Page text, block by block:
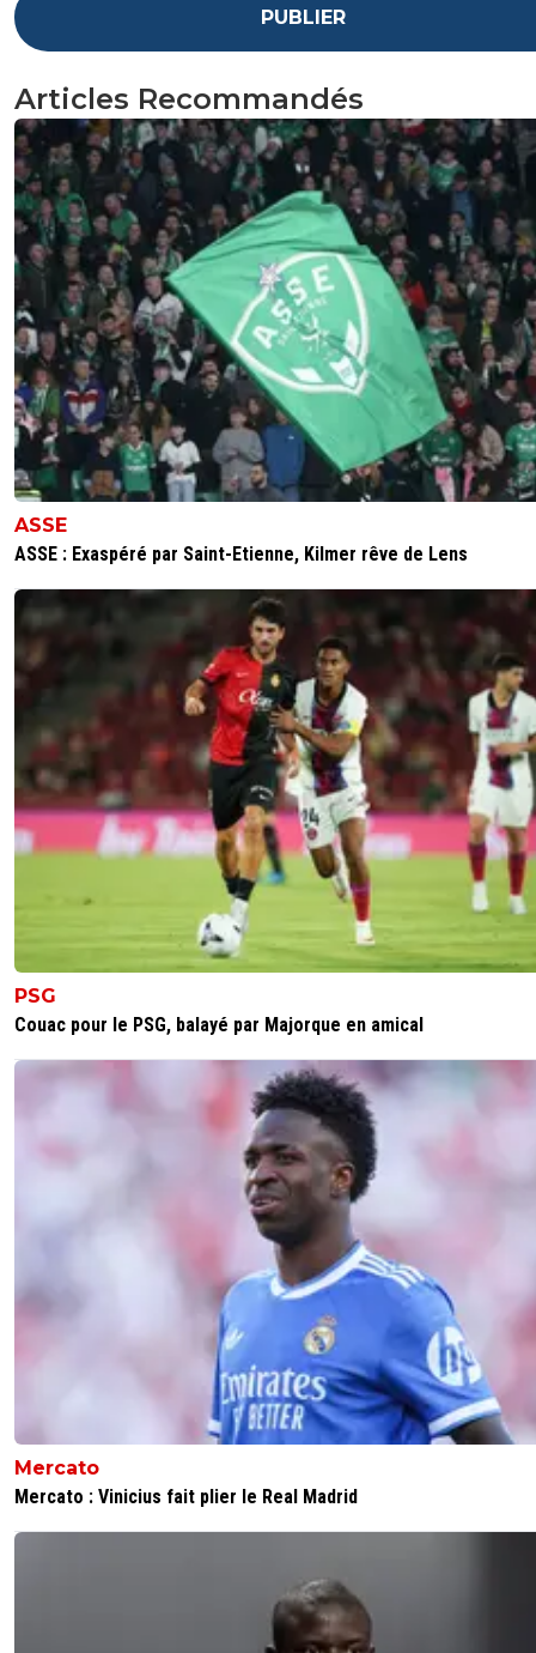
PUBLIER
Articles Recommandés
ASSE
ASSE : Exaspéré par Saint-Etienne, Kilmer rêve de Lens
PSG
Couac pour le PSG, balayé par Majorque en amical
Mercato
Mercato : Vinicius fait plier le Real Madrid